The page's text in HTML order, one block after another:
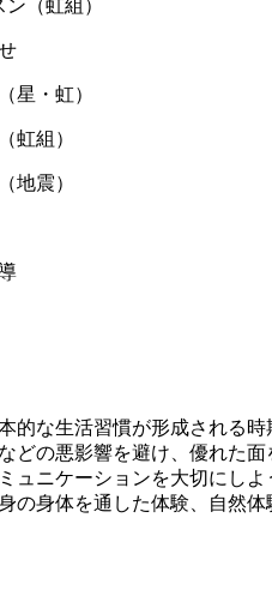
（虹組）
星・虹）
虹組）
地震）
的な生活習慣が形成される時
どの悪影響を避け、優れた
ュニケーションを大切にしよ
の身体を通した体験、自然体